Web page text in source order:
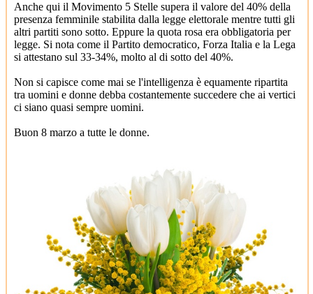
Anche qui il Movimento 5 Stelle supera il valore del 40% della
presenza femminile stabilita dalla legge elettorale mentre tutti gli
altri partiti sono sotto. Eppure la quota rosa era obbligatoria per
legge. Si nota come il Partito democratico, Forza Italia e la Lega
si attestano sul 33-34%, molto al di sotto del 40%.
Non si capisce come mai se l'intelligenza è equamente ripartita
tra uomini e donne debba costantemente succedere che ai vertici
ci siano quasi sempre uomini.
Buon 8 marzo a tutte le donne.